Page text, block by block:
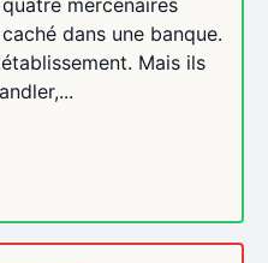
dans une banque.
Mais ils